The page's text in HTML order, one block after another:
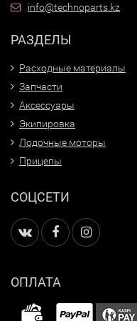
info@technoparts.kz
РАЗДЕЛЫ
Расходные материалы
Запчасти
Аксессуары
Экипировка
Лодочные моторы
Прицепы
СОЦСЕТИ
ОПЛАТА